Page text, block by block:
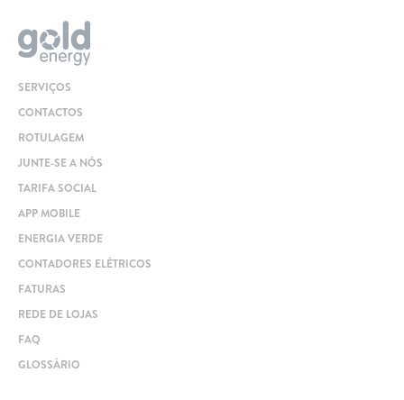
SERVIÇOS
CONTACTOS
ROTULAGEM
JUNTE-SE A NÓS
TARIFA SOCIAL
APP MOBILE
ENERGIA VERDE
CONTADORES ELÉTRICOS
FATURAS
REDE DE LOJAS
FAQ
GLOSSÁRIO